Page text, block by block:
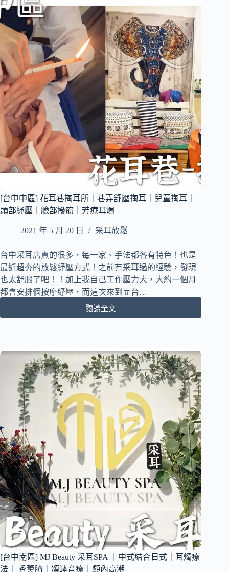
新
開
幕
｜
采
職
人
培
訓
｜
內
附
最
新
價
目
表
Talk
掏
耳
專
門
工
作
｜
耳
內
清
潔
｜
耳
燭
排
濕
舒
壓
竟
還
有
超
特
殊
的
銀
眼
｜
內
附
價
目
表
[台中中區] 花耳巷掏耳所｜巷弄舒壓掏耳｜兒童掏耳｜
頭部紓壓｜臉部撥筋｜芳療耳燭
2021 年 5 月 20 日 采耳放鬆
台中采耳店真的很多，每一家、手法都各有特色！也是
最近超夯的放鬆紓壓方式！之前有采耳過的經驗，發現
也太舒服了吧！！加上我自己工作壓力大，大約一個月
都會安排個按摩紓壓，而這次來到＃台…
閱讀全文
[台
花
耳
巷
掏
耳
｜
耳
｜
兒
掏
耳
｜
頭
[台中南區] MJ Beauty 采耳SPA ｜中式結合日式｜耳燭療
法｜ 香薰臍｜頌缽音療｜顱內高潮